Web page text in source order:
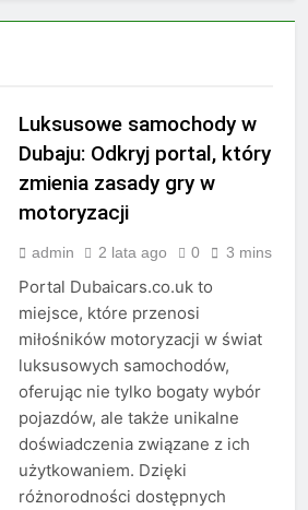
Luksusowe samochody w
Dubaju: Odkryj portal, który
zmienia zasady gry w
motoryzacji
admin 2 lata ago 0 3 mins
Portal Dubaicars.co.uk to
miejsce, które przenosi
miłośników motoryzacji w świat
luksusowych samochodów,
oferując nie tylko bogaty wybór
pojazdów, ale także unikalne
doświadczenia związane z ich
użytkowaniem. Dzięki
różnorodności dostępnych